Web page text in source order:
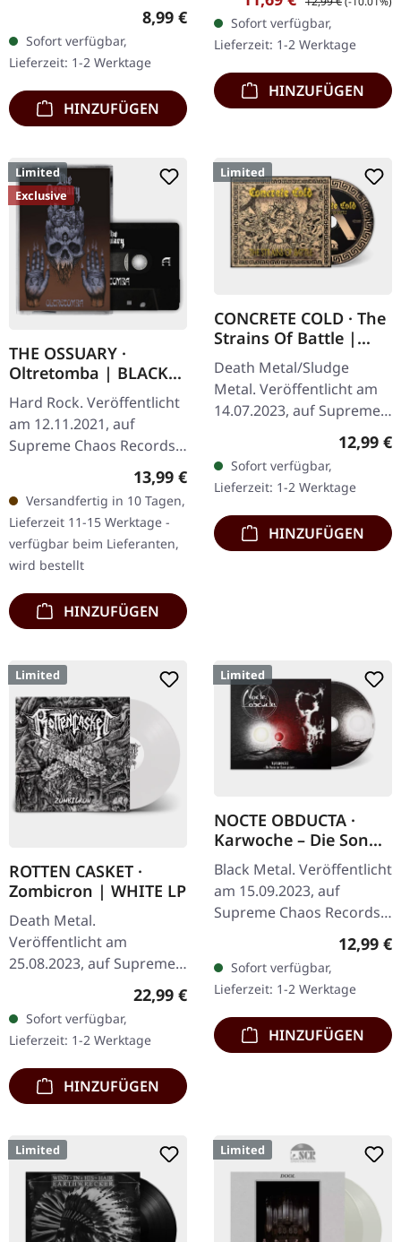
Chaos Records. Schweres
Transparent/Schwarz
"Stardust" marmoriertes
7" Vinyl im dicken Cover.…
Regulärer Preis:
8,99 €
Sofort verfügbar,
Lieferzeit: 1-2 Werktage
HINZUFÜGEN
Erstauflage als CD im
DigiPak mit 12-seitigem
Booklet. Geht es dir…
Sofort verfügbar,
Lieferzeit: 1-2 Werktage
HINZUFÜGEN
Limited
Exclusive
THE OSSUARY ·
Oltretomba | BLACK
TAPE
Hard Rock. Veröffentlicht
am 12.11.2021, auf
Supreme Chaos Records.
Schwarze Musikkassette,
limitiert auf 50 Exemplar
(Schwarz), 100 in der
Holzbox…
Regulärer Preis:
13,99 €
Versandfertig in 10 Tagen,
Lieferzeit 11-15 Werktage -
verfügbar beim Lieferanten,
wird bestellt
HINZUFÜGEN
Limited
CONCRETE COLD · The
Strains Of Battle |
DIGIPAK CD
Death Metal/Sludge
Metal. Veröffentlicht am
14.07.2023, auf Supreme
Chaos Records. Digipak-
Version mit 12-seitigem
Booklet, limitiert auf nur
250…
12,99 €
Sofort verfügbar,
Lieferzeit: 1-2 Werktage
HINZUFÜGEN
Limited
ROTTEN CASKET ·
Zombicron | WHITE LP
Death Metal.
Veröffentlicht am
25.08.2023, auf Supreme
Chaos Records. Weißes
Vinyl mit Insert, limitiert
auf 400 Exemplare. · 180g
schweres Vinyl für…
Regulärer Preis:
22,99 €
Sofort verfügbar,
Lieferzeit: 1-2 Werktage
HINZUFÜGEN
Limited
NOCTE OBDUCTA ·
Karwoche – Die Sonne
der Toten pulsiert |
DIGIPAK CD
Black Metal. Veröffentlicht
am 15.09.2023, auf
Supreme Chaos Records.
Digipak-Version mit 12-
seitigem Booklet, limitiert
auf nur 500 Exemplare.
Im…
12,99 €
Sofort verfügbar,
Lieferzeit: 1-2 Werktage
HINZUFÜGEN
Limited Limited